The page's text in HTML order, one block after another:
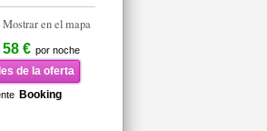
Mostrar en el mapa
58 € por noche
de la oferta
Booking